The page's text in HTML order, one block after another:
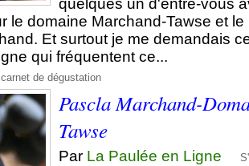
quelques un d'entre-vous
le domaine Marchand-Tawse et
Et surtout je me demandais
qui fréquentent ce...
de dégustation
Pascla Marchand-
Tawse
Par La Paulée en Ligne